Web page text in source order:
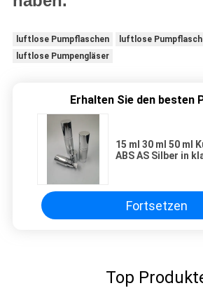
luftlose Pumpflaschen
luftlose
luftlose Pumpengläser
Erhalten Sie den besten
15 ml 30 ml 50 ml
ABS AS Silber in
Fortsetzen
Top